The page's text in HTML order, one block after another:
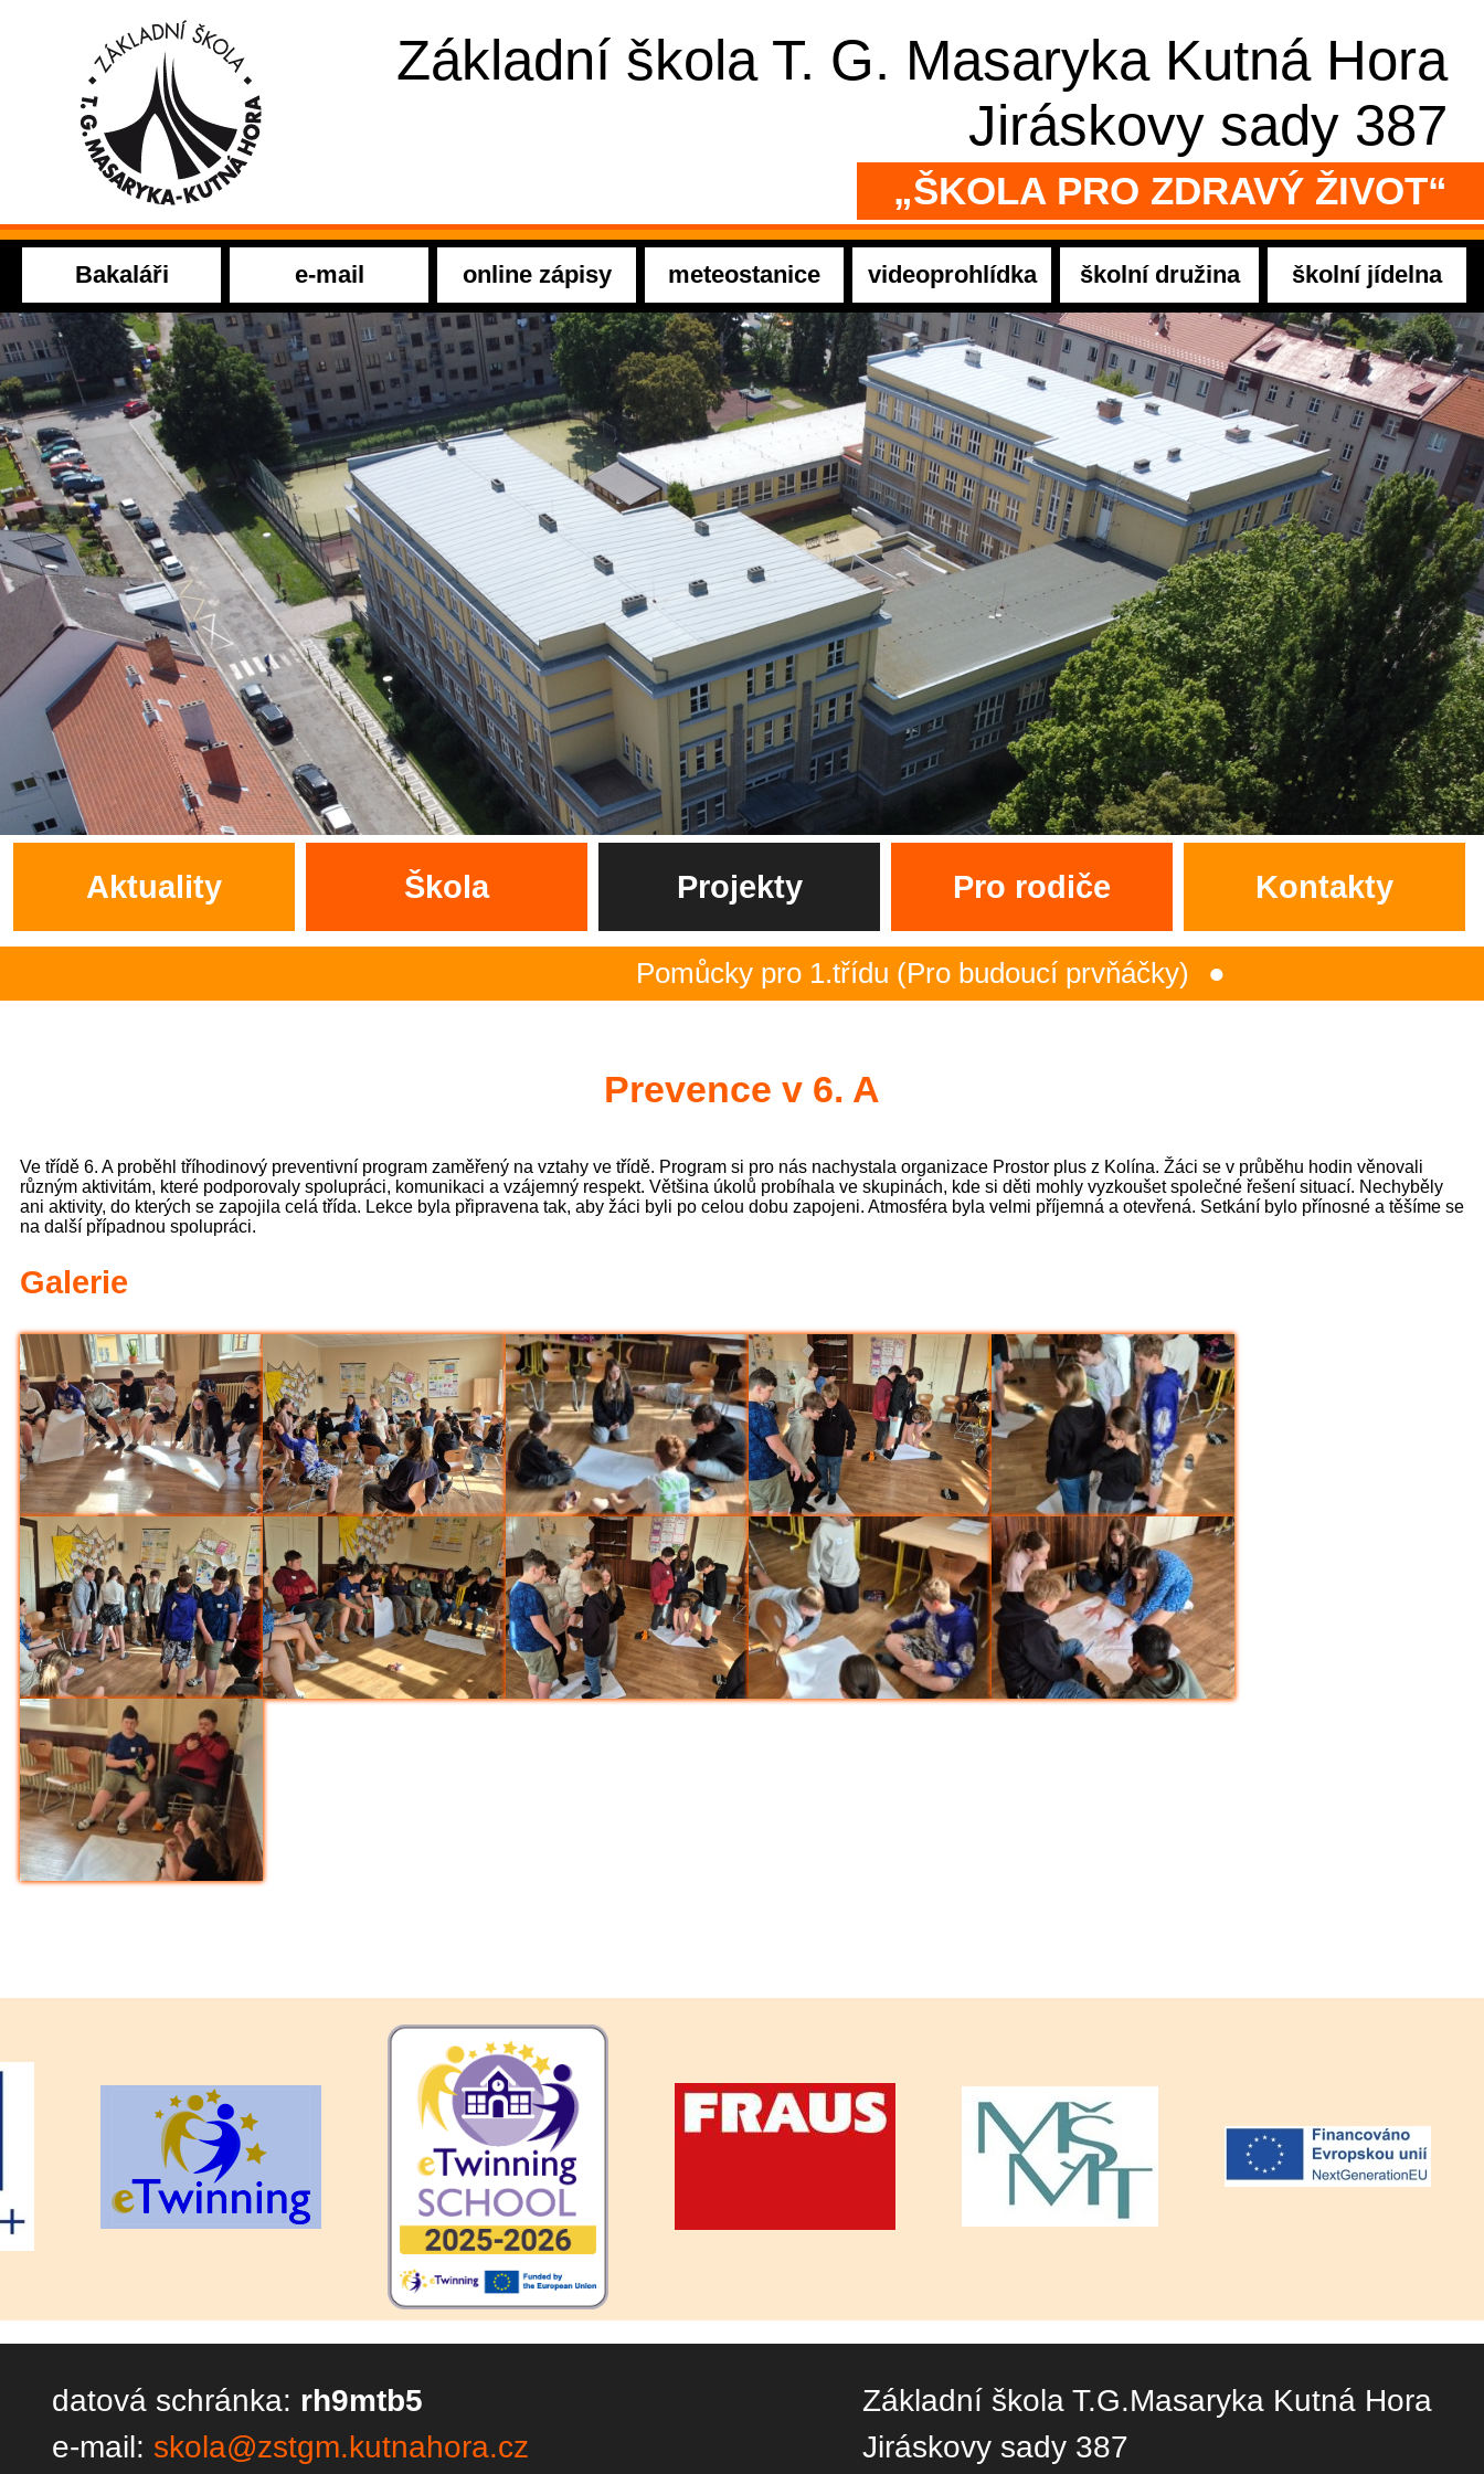
Základní škola T. G. Masaryka Kutná Hora
Jiráskovy sady 387
„ŠKOLA PRO ZDRAVÝ ŽIVOT“
Bakaláři e-mail online zápisy meteostanice videoprohlídka školní družina školní jídelna
Aktuality Škola Projekty Pro rodiče Kontakty
Pomůcky pro 1.třídu (Pro budoucí prvňáčky)
2.- 5.ročník na plovárně (Sportovní akce)
Třeťáci zakončili plavecký výcvik (3.C)
Olympijský den pátý - bronz z fotbalového turnaje, stříbro z přehazované
pro 1.st (Sportovní akce)
Loučení Ekotýmu (Ekoškola)
Prevence v 6. A
Ve třídě 6. A proběhl tříhodinový preventivní program zaměřený na vztahy ve třídě. Program si pro nás nachystala organizace Prostor plus z Kolína. Žáci se v průběhu hodin věnovali
různým aktivitám, které podporovaly spolupráci, komunikaci a vzájemný respekt. Většina úkolů probíhala ve skupinách, kde si děti mohly vyzkoušet společné řešení situací. Nechyběly
ani aktivity, do kterých se zapojila celá třída. Lekce byla připravena tak, aby žáci byli po celou dobu zapojeni. Atmosféra byla velmi příjemná a otevřená. Setkání bylo přínosné a těšíme se
na další případnou spolupráci.
Galerie
datová schránka: rh9mtb5
e-mail: skola@zstgm.kutnahora.cz
Základní škola T.G.Masaryka Kutná Hora
Jiráskovy sady 387